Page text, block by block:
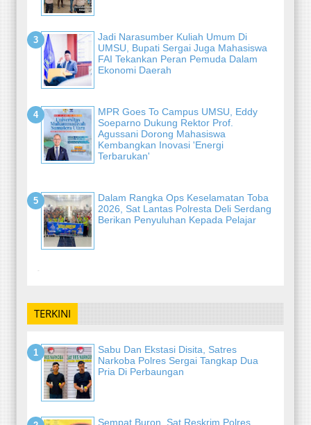
Jadi Narasumber Kuliah Umum Di
UMSU, Bupati Sergai Juga Mahasiswa
FAI Tekankan Peran Pemuda Dalam
Ekonomi Daerah
MPR Goes To Campus UMSU, Eddy
Soeparno Dukung Rektor Prof.
Agussani Dorong Mahasiswa
Kembangkan Inovasi 'Energi
Terbarukan'
Dalam Rangka Ops Keselamatan Toba
2026, Sat Lantas Polresta Deli Serdang
Berikan Penyuluhan Kepada Pelajar
-
TERKINI
Sabu Dan Ekstasi Disita, Satres
Narkoba Polres Sergai Tangkap Dua
Pria Di Perbaungan
Sempat Buron, Sat Reskrim Polres